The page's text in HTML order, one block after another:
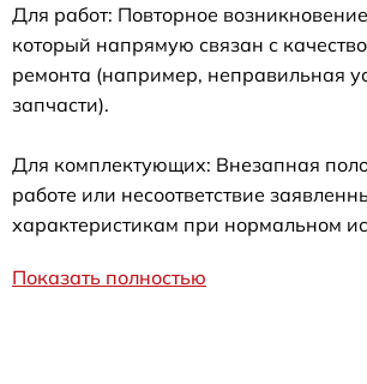
Для работ: Повторное
который напрямую связан с
ремонта (например, неправильная
запчасти).
Для комплектующих: Внезапная
работе или несоответствие
характеристикам при нормальном
Показать полностью